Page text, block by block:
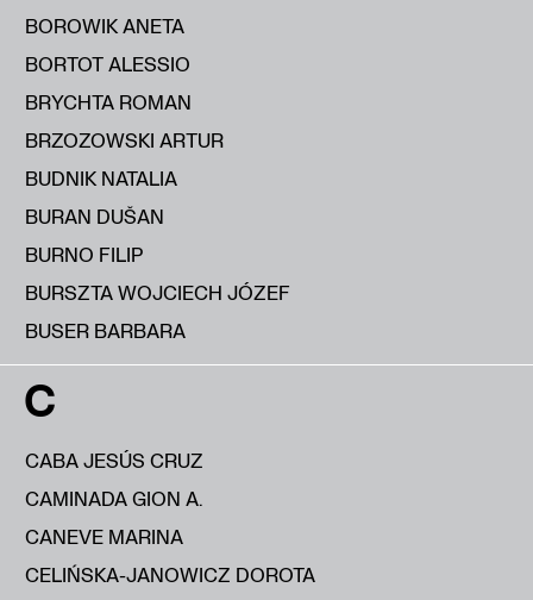
BOROWIK ANETA
BORTOT ALESSIO
BRYCHTA ROMAN
BRZOZOWSKI ARTUR
BUDNIK NATALIA
BURAN DUŠAN
BURNO FILIP
BURSZTA WOJCIECH JÓZEF
BUSER BARBARA
C
CABA JESÚS CRUZ
CAMINADA GION A.
CANEVE MARINA
CELIŃSKA-JANOWICZ DOROTA